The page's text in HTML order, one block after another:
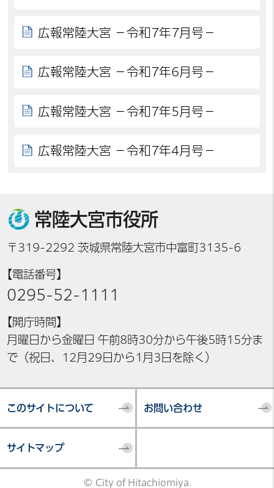
広報常陸大宮 －令和7年7月号－
広報常陸大宮 －令和7年6月号－
広報常陸大宮 －令和7年5月号－
広報常陸大宮 －令和7年4月号－
常陸大宮市役所
〒319-2292 茨城県常陸大宮市中富町3135-6
【電話番号】
0295-52-1111
【開庁時間】
月曜日から金曜日 午前8時30分から午後5時15分ま
で（祝日、12月29日から1月3日を除く）
このサイトについて お問い合わせ
サイトマップ
© City of Hitachiomiya.